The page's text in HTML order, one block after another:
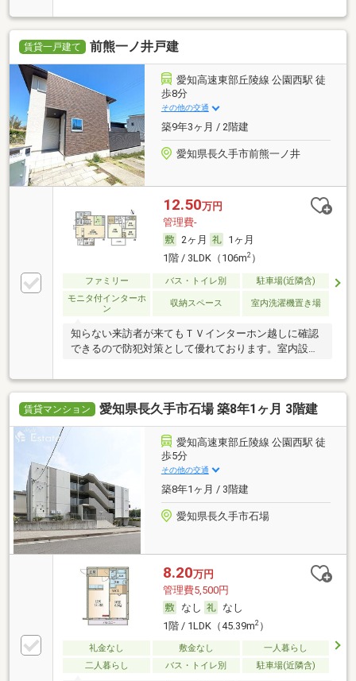
賃貸一戸建て 前熊一ノ井戸建
愛知高速東部丘陵線 公園西駅 徒
歩8分
その他の交通
築9年3ヶ月 / 2階建
愛知県長久手市前熊一ノ井
12.50万円
管理費-
2ヶ月
1ヶ月
1階 / 3LDK（106m2）
ファミリー バス・トイレ別
駐車場(近隣含)
モニタ付インターホ
ン
収納スペース 室内洗濯機置き場
知らない来訪者が来てもＴＶインターホン越しに確認
できるので防犯対策として優れております。室内設備
賃貸マンション 愛知県長久手市石場 築8年1ヶ月 3階建
愛知高速東部丘陵線 公園西駅 徒
歩5分
その他の交通
築8年1ヶ月 / 3階建
愛知県長久手市石場
8.20万円
管理費5,500円
なし
なし
1階 / 1LDK（45.39m2）
礼金なし 敷金なし
一人暮らし
二人暮らし
バス・トイレ別 駐車場(近隣含)